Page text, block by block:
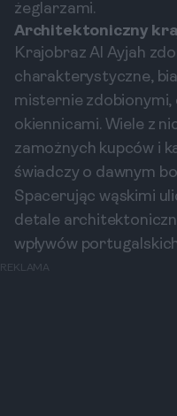
żeglarzami.
Architektoniczny
Krajobraz Al Ayjah
charakterystyczne,
misternie zdobionymi,
okiennicami. Wiele z
zamożnych kupców i
świadczy o dawnym
Spacerując wąskimi
detale
wpływów
REKLAMA